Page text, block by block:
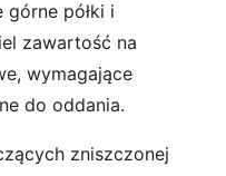
górne półki i
zawartość na
wymagające
do oddania.
zniszczonej